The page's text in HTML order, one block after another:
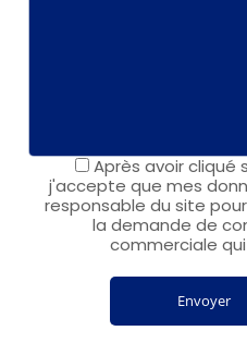
Après avoir cliqué
j'accepte que mes
responsable du site
la demande de
commerciale